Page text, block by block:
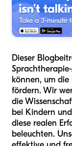
Dieser
können, um
fördern. Wir
die
bei Kindern
diese realen
beleuchten.